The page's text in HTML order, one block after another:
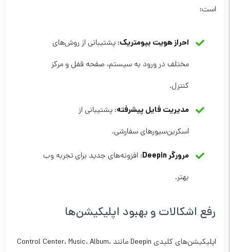
است:
احراز هویت بیومتریک: پشتیبانی از روش‌های
مختلف در ورود به سیستم، صفحه قفل و مرکز
کنترل.
مدیریت فایل پیشرفته: پشتیبانی از
اسکرین‌سیورهای سفارشی.
مرورگر Deepin
: افزونه‌های جدید برای تجربه وب
بهتر.
رفع اشکالات و بهبود اپلیکیشن‌ها
اپلیکیشن‌های کلیدی Deepin مانند Control Center، Music، Album،